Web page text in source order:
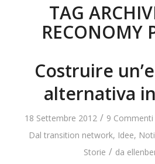
TAG
RECONOMY
Costruire
alternativa
18 Settembre 2012 / 9 Commenti
Dal transition network, Idee,
Storie / da